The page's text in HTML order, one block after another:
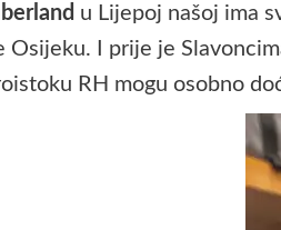
u Lijepoj našoj ima
Osijeku. I prije je
RH mogu osobno